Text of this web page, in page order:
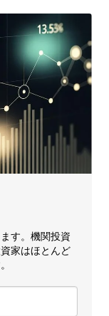
す。機関投資
家はほとんど